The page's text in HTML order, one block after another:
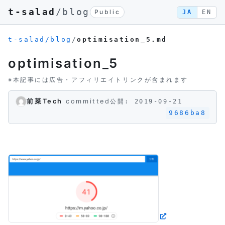
t-salad /blog Public JA EN
t-salad/blog /optimisation_5.md
optimisation_5
※本記事には広告・アフィリエイトリンクが含まれます
前菜Tech committed公開: 2019-09-21
9686ba8